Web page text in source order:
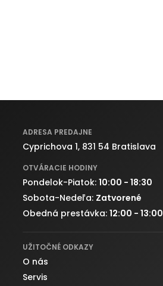
ADRESA PREDAJNE
Cyprichova 1, 831 54 Bratislava
OTVÁRACIE HODINY
Pondelok-Piatok: 10:00 - 18:30
Sobota-Nedeľa: Zatvorené
Obedná prestávka: 12:00 - 13:00
UŽITOČNÉ ODKAZY
O nás
Servis